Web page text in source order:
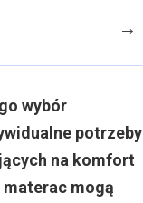
→
wybór
potrzeby
na komfort
materac mogą